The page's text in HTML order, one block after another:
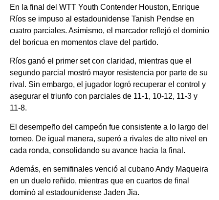
En la final del WTT Youth Contender Houston, Enrique
Ríos se impuso al estadounidense Tanish Pendse en
cuatro parciales. Asimismo, el marcador reflejó el dominio
del boricua en momentos clave del partido.
Ríos ganó el primer set con claridad, mientras que el
segundo parcial mostró mayor resistencia por parte de su
rival. Sin embargo, el jugador logró recuperar el control y
asegurar el triunfo con parciales de 11-1, 10-12, 11-3 y
11-8.
El desempeño del campeón fue consistente a lo largo del
torneo. De igual manera, superó a rivales de alto nivel en
cada ronda, consolidando su avance hacia la final.
Además, en semifinales venció al cubano Andy Maqueira
en un duelo reñido, mientras que en cuartos de final
dominó al estadounidense Jaden Jia.